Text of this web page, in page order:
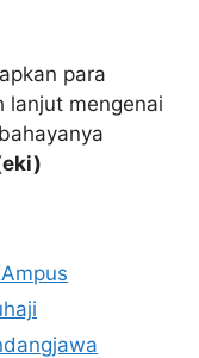
para
lanjut mengenai